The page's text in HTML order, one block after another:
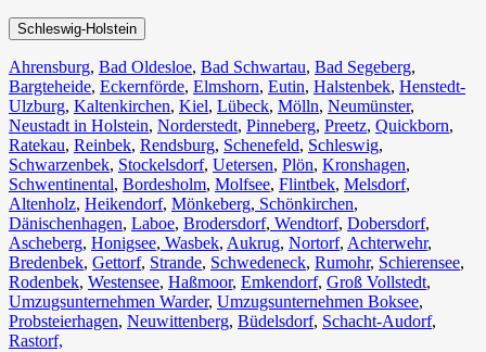
Schleswig-Holstein
Ahrensburg, Bad Oldesloe, Bad Schwartau, Bad Segeberg,
Bargteheide, Eckernförde, Elmshorn, Eutin, Halstenbek, Henstedt-
Ulzburg, Kaltenkirchen, Kiel, Lübeck, Mölln, Neumünster,
Neustadt in Holstein, Norderstedt, Pinneberg, Preetz, Quickborn,
Ratekau, Reinbek, Rendsburg, Schenefeld, Schleswig,
Schwarzenbek, Stockelsdorf, Uetersen, Plön, Kronshagen,
Schwentinental, Bordesholm, Molfsee, Flintbek, Melsdorf,
Altenholz, Heikendorf, Mönkeberg, Schönkirchen,
Dänischenhagen, Laboe, Brodersdorf, Wendtorf, Dobersdorf,
Ascheberg, Honigsee, Wasbek, Aukrug, Nortorf, Achterwehr,
Bredenbek, Gettorf, Strande, Schwedeneck, Rumohr, Schierensee,
Rodenbek, Westensee, Haßmoor, Emkendorf, Groß Vollstedt,
Umzugsunternehmen Warder, Umzugsunternehmen Boksee,
Probsteierhagen, Neuwittenberg, Büdelsdorf, Schacht-Audorf,
Rastorf,